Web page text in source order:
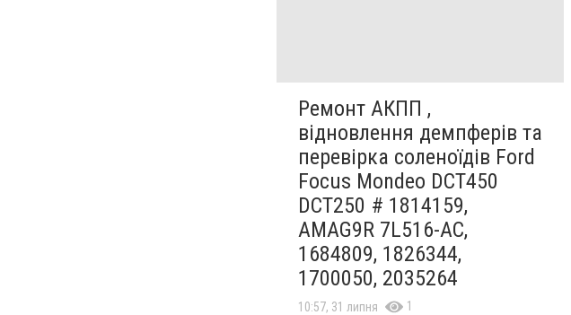
Ремонт АКПП ,
відновлення демпферів та
перевірка соленоїдів Ford
Focus Mondeo DCT450
DCT250 # 1814159,
AMAG9R 7L516-AC,
1684809, 1826344,
1700050, 2035264
10:57, 31 липня 1